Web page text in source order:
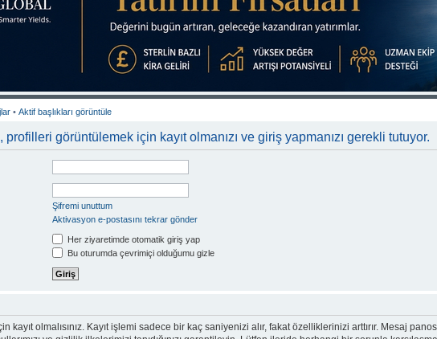
• Aktif başlıkları görüntüle
profilleri görüntülemek için kayıt olmanızı ve giriş yapmanızı gerekli tutuyor.
Şifremi unuttum
Aktivasyon e-postasını tekrar gönder
Her ziyaretimde otomatik giriş yap
Bu oturumda çevrimiçi olduğumu gizle
kayıt olmalısınız. Kayıt işlemi sadece bir kaç saniyenizi alır, fakat özelliklerinizi arttırır. Mesaj